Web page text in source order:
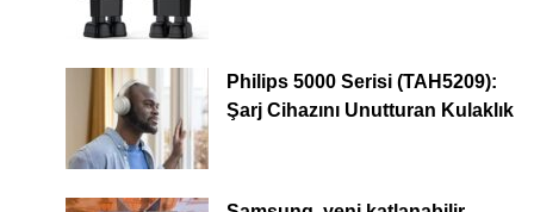
Philips 5000 Serisi (TAH5209):
Şarj Cihazını Unutturan Kulaklık